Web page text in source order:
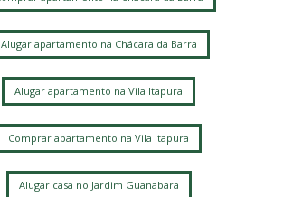
Alugar apartamento na Chácara da Barra
Alugar apartamento na Vila Itapura
Comprar apartamento na Vila Itapura
Alugar casa no Jardim Guanabara